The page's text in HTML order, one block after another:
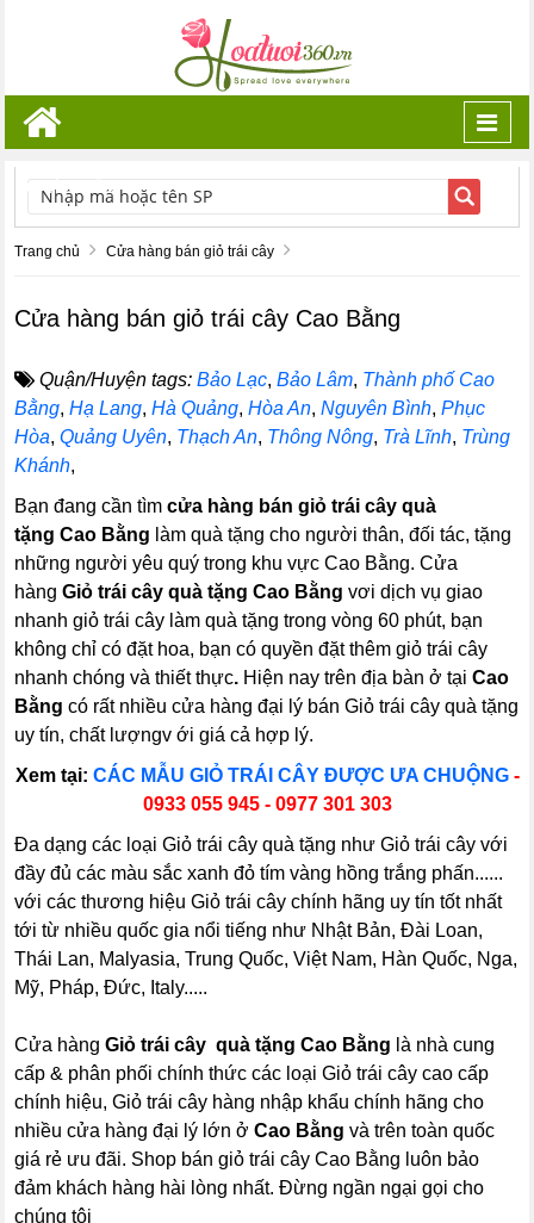
TÌM KIẾM
Trang chủ Cửa hàng bán giỏ trái cây
Cửa hàng bán giỏ trái cây Cao Bằng
Quận/Huyện tags: Bảo Lạc,Bảo Lâm, Thành phố Cao
Bằng,Hạ Lang,Hà Quảng,Hòa An,Nguyên Bình,Phục
Hòa,Quảng Uyên, Thạch An, Thông Nông, Trà Lĩnh, Trùng
Khánh,
Bạn đang cần tìm cửa hàng bán giỏ trái cây quà
tặng Cao Bằng làm quà tặng cho người thân, đối tác, tặng
những người yêu quý trong khu vực Cao Bằng. Cửa
hàngGiỏ trái cây quà tặng Cao Bằngvơi dịch vụ giao
nhanh giỏ trái cây làm quà tặng trong vòng 60 phút, bạn
không chỉ có đặt hoa, bạn có quyền đặt thêm giỏ trái cây
nhanh chóng và thiết thực. Hiện nay trên địa bàn ở tạiCao
Bằng có rất nhiều cửa hàng đại lý bán Giỏ trái cây quà tặng
uy tín, chất lượngv ới giá cả hợp lý.
Xem tại: CÁC MẪU GIỎ TRÁI CÂY ĐƯỢC ƯA CHUỘNG -
0933 055 945 - 0977 301 303
Đa dạng các loại Giỏ trái cây quà tặng như Giỏ trái cây với
đầy đủ các màu sắc xanh đỏ tím vàng hồng trắng phấn......
với các thương hiệu Giỏ trái cây chính hãng uy tín tốt nhất
tới từ nhiều quốc gia nổi tiếng như Nhật Bản, Đài Loan,
Thái Lan, Malyasia, Trung Quốc, Việt Nam, Hàn Quốc, Nga,
Mỹ, Pháp, Đức, Italy.....
Cửa hàngGiỏ trái cây quà tặng Cao Bằng là nhà cung
cấp & phân phối chính thức các loại Giỏ trái cây cao cấp
chính hiệu, Giỏ trái cây hàng nhập khẩu chính hãng cho
nhiều cửa hàng đại lý lớn ởCao Bằng và trên toàn quốc
giá rẻ ưu đãi. Shop bán giỏ trái cây Cao Bằng luôn bảo
đảm khách hàng hài lòng nhất. Đừng ngần ngại gọi cho
chúng tôi